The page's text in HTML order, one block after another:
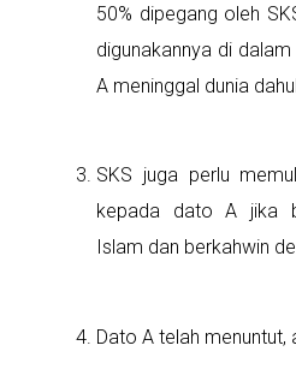
50% dipegang oleh
digunakannya di
A meninggal dunia
SKS juga perlu
kepada dato A jika
Islam dan berkahwin
Dato A telah menuntut,